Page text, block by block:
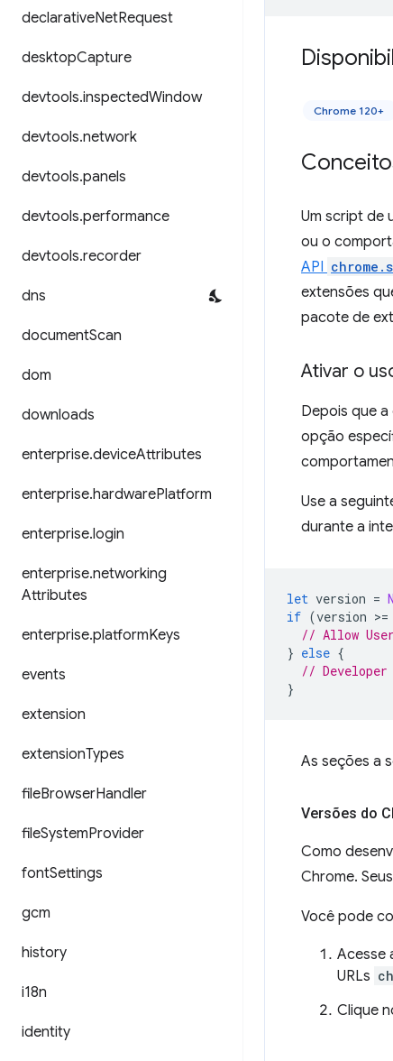
declarativeNetRequest
desktopCapture
devtools.inspectedWindow
devtools.network
devtools.panels
devtools.performance
devtools.recorder
dns
documentScan
dom
downloads
enterprise.deviceAttributes
enterprise.hardwarePlatform
enterprise.login
enterprise.networking
Attributes
enterprise.platformKeys
events
extension
extensionTypes
fileBrowserHandler
fileSystemProvider
fontSettings
gcm
history
i18n
identity
Chrome 120+
Um script de
ou o
API
extensões
pacote de
Ativar o
Depois que
opção
Use a
durante a
let version =
if (version >=
// Allow
} else {
//
}
As seções a
Versões do
Como
Chrome.
Você pode
Acesse
URLs
Clique